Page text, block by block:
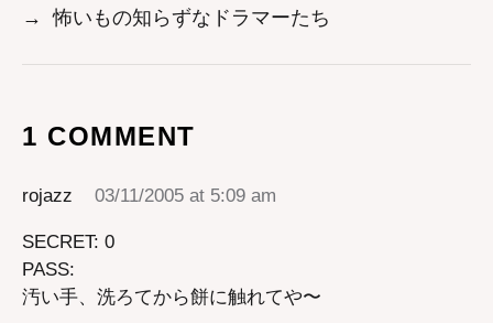
→
怖いもの知らずなドラマーたち
1 COMMENT
rojazz 03/11/2005 at 5:09 am
SECRET: 0
PASS:
汚い手、洗ろてから餅に触れてや〜